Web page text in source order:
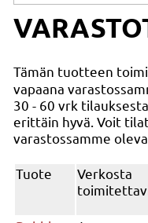
Tämän tuotteen
vapaana
30 - 60 vrk
erittäin hyvä. Voit
varastossamme
Tuote
Verkosta